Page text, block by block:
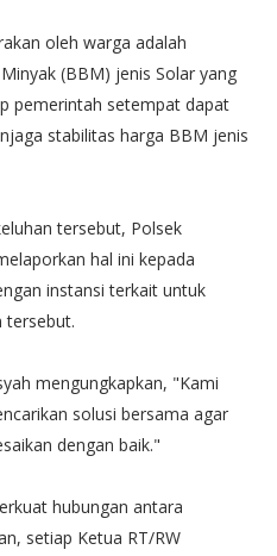
oleh warga adalah
(BBM) jenis Solar yang
pemerintah setempat dapat
stabilitas harga BBM jenis
tersebut, Polsek
hal ini kepada
instansi terkait untuk
tersebut.
mengungkapkan, "Kami
solusi bersama agar
dengan baik."
hubungan antara
setiap Ketua RT/RW